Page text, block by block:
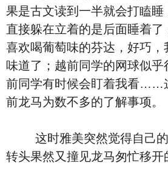
果是古文读到一半就会打瞌睡
直接躲在立着的是后面睡着
喜欢喝葡萄味的芬达，好巧，
味道了；越前同学的网球似
前同学有时候会盯着我看……
前龙马为数不多的了解事项。
这时雅美突然觉得自己的
转头果然又撞见龙马匆忙移开